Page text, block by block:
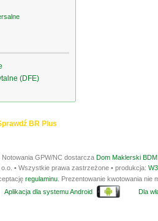
(DFE)
BR Plus
Notowania GPW/NC dostarcza Dom Maklerski
• Wszystkie prawa zastrzeżone • produkcja:
regulaminu . Prezentowanie kwotowania
Aplikacja dla systemu Android Dla